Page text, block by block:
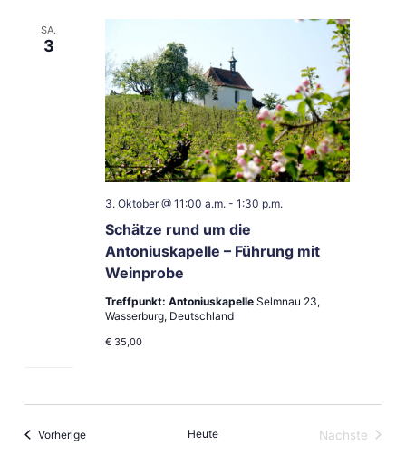
SA.
3
Schätze rund um die
Antoniuskapelle – Führung mit
Weinprobe
3. Oktober @ 11:00 a.m.- 1:30 p.m.
Treffpunkt: Antoniuskapelle Selmnau 23,
Wasserburg, Deutschland
€ 35,00
VorherigeVeranstaltungen Heute
Nächste